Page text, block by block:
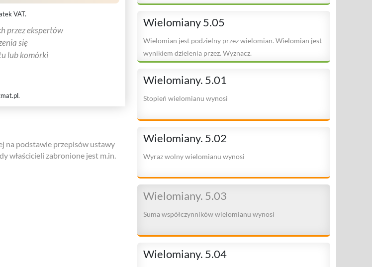
VAT.
przez ekspertów
się
lub komórki
.
na podstawie przepisów ustawy
właścicieli zabronione jest m.in.
Wielomiany 5.05
Wielomian jest podzielny przez wielomian. Wielomian jest
wynikiem dzielenia przez. Wyznacz.
Wielomiany. 5.01
Stopień wielomianu wynosi
Wielomiany. 5.02
Wyraz wolny wielomianu wynosi
Wielomiany. 5.03
Suma współczynników wielomianu wynosi
Wielomiany. 5.04